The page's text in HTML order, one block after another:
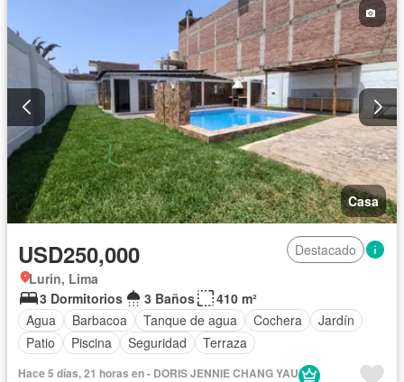
Casa
USD250,000
Destacado
Lurin, Lima
3 Dormitorios
3 Baños
410 m²
Agua
Barbacoa Tanque de agua Cochera
Jardín
Patio
Piscina Seguridad Terraza
Hace 5 días, 21 horas en - DORIS JENNIE CHANG YAU